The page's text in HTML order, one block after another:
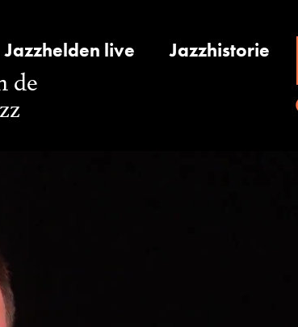
Jazzhelden live Jazzhistorie
de